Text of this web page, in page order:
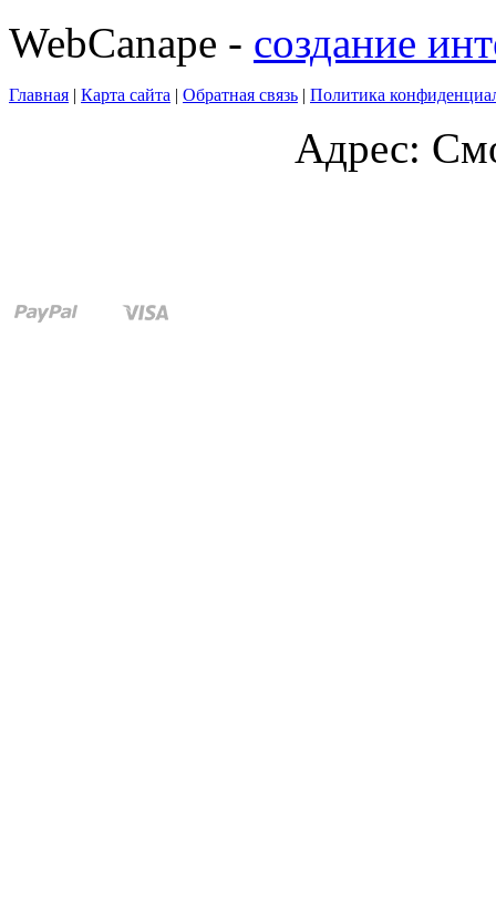
WebCanape - создание
Главная | Карта сайта | Обратная связь | Политика
Адрес: